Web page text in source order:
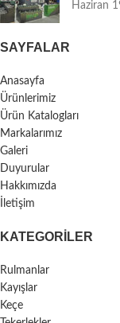
Haziran
SAYFALAR
Anasayfa
Ürünlerimiz
Ürün Katalogları
Markalarımız
Galeri
Duyurular
Hakkımızda
İletişim
KATEGORILER
Rulmanlar
Kayışlar
Keçe